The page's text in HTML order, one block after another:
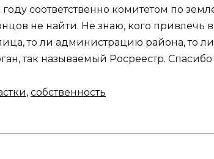
соответственно комитетом по
не найти. Не знаю, кого привлечь в
то ли администрацию района, то
так называемый Росреестр. Спасибо
, собственность